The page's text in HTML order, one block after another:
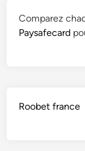
Comparez
Paysafecard
Roobet france